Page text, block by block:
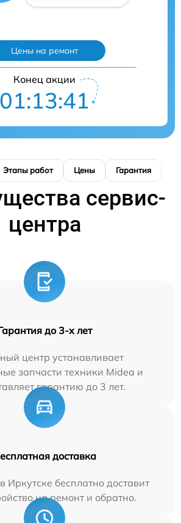
Цены на ремонт
Конец акции
01:13:40
Этапы работ Цены Гарантия
сервис-
центра
до 3-х лет
центр устанавливает
запчасти техники Midea и
гарантию до 3 лет.
доставка
Иркутске бесплатно доставит
на ремонт и обратно.